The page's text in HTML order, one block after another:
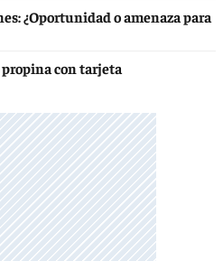
¿Oportunidad o amenaza para
propina con tarjeta